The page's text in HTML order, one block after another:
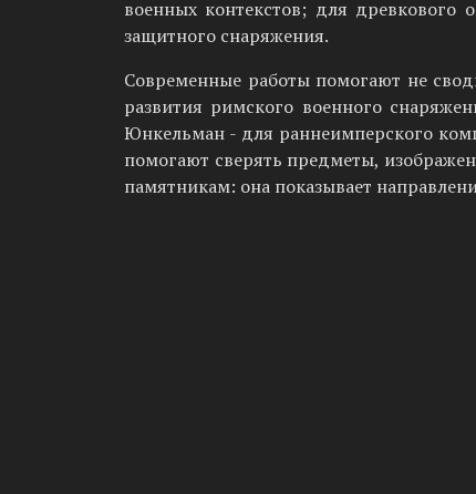
военных контекстов; для
защитного снаряжения.
Современные работы помогают не
развития римского военного
Юнкельман - для раннеимперского
помогают сверять предметы,
памятникам: она показывает